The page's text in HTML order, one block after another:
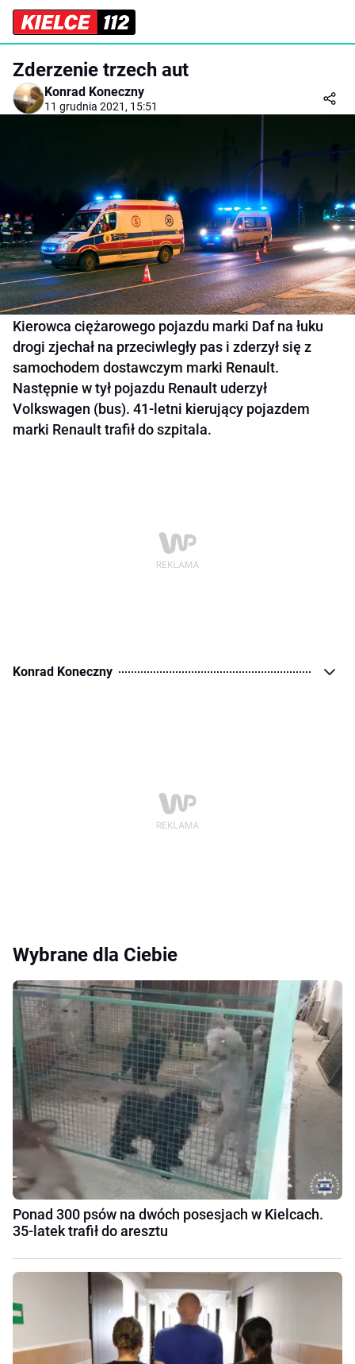
Zderzenie trzech aut
Konrad Koneczny
11 grudnia 2021, 15:51
Kierowca ciężarowego pojazdu marki Daf na łuku
drogi zjechał na przeciwległy pas i zderzył się z
samochodem dostawczym marki Renault.
Następnie w tył pojazdu Renault uderzył
Volkswagen (bus). 41-letni kierujący pojazdem
marki Renault trafił do szpitala.
Konrad Koneczny
Wybrane dla Ciebie
Ponad 300 psów na dwóch posesjach w Kielcach.
35-latek trafił do aresztu